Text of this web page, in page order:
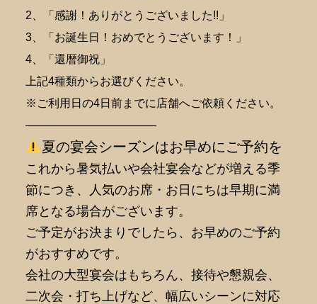
2、「感謝！ありがとうございました!!」
3、「お誕生日！おめでとうございます！」
4、「還暦御祝」
上記4種類からお選びください。
※ご利用日の4日前までに店舗へご依頼ください。
———————————–
夏の宴会シーズンはお早めにご予約を
これから暑気払いや会社宴会などが増える季
節につき、人気のお席・お日にちは早期に満
席となる場合がございます。
ご予定がお決まりでしたら、お早めのご予約
がおすすめです。
会社の大型宴会はもちろん、接待や懇親会、
二次会・打ち上げなど、幅広いシーンに対応